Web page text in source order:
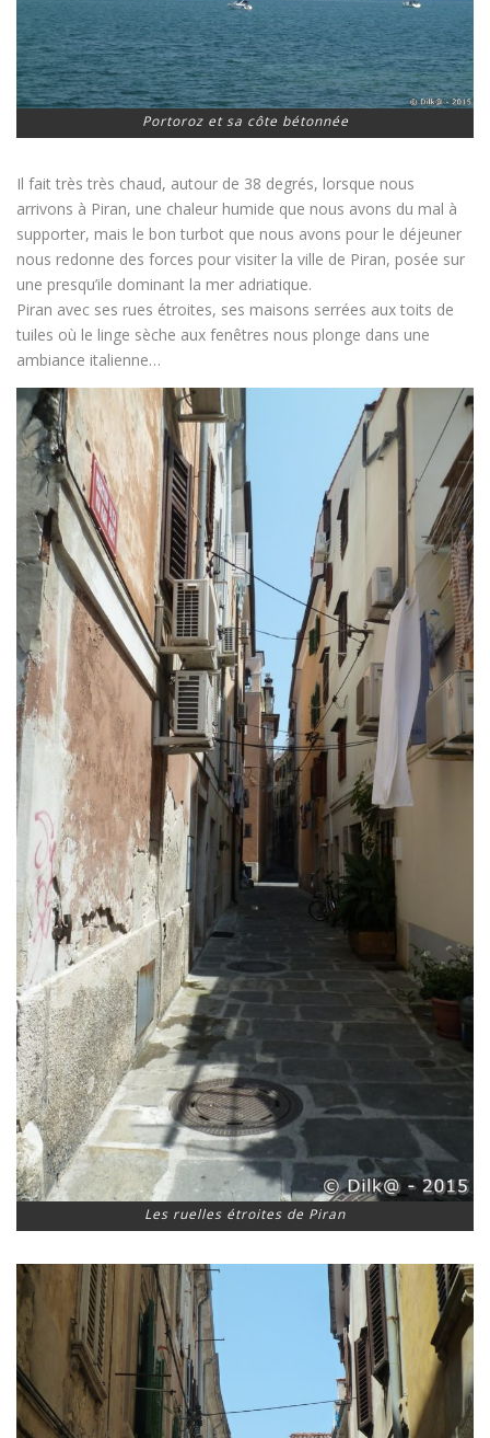
Portoroz et sa côte bétonnée
Il fait très très chaud, autour de 38 degrés, lorsque nous
arrivons à Piran, une chaleur humide que nous avons du mal à
supporter, mais le bon turbot que nous avons pour le déjeuner
nous redonne des forces pour visiter la ville de Piran, posée sur
une presqu’ile dominant la mer adriatique.
Piran avec ses rues étroites, ses maisons serrées aux toits de
tuiles où le linge sèche aux fenêtres nous plonge dans une
ambiance italienne…
Les ruelles étroites de Piran